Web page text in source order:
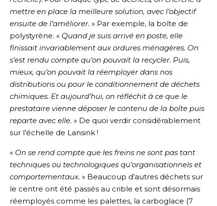
mettre en place la meilleure solution, avec l’objectif
ensuite de l’améliorer. » Par exemple, la boîte de
polystyrène. « Quand je suis arrivé en poste, elle
finissait invariablement aux ordures ménagères. On
s’est rendu compte qu’on pouvait la recycler. Puis,
mieux, qu’on pouvait la réemployer dans nos
distributions ou pour le conditionnement de déchets
chimiques. Et aujourd’hui, on réfléchit à ce que le
prestataire vienne déposer le contenu de la boîte puis
reparte avec elle. » De quoi verdir considérablement
sur l’échelle de Lansink !
« On se rend compte que les freins ne sont pas tant
techniques ou technologiques qu’organisationnels et
comportementaux. » Beaucoup d’autres déchets sur
le centre ont été passés au crible et sont désormais
réemployés comme les palettes, la carboglace (7